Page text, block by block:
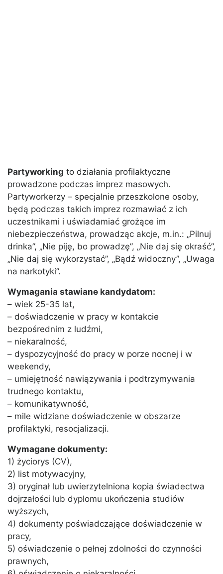
Partyworking to działania profilaktyczne
prowadzone podczas imprez masowych.
Partyworkerzy – specjalnie przeszkolone osoby,
będą podczas takich imprez rozmawiać z ich
uczestnikami i uświadamiać grożące im
niebezpieczeństwa, prowadząc akcje, m.in.: „Pilnuj
drinka”, „Nie piję, bo prowadzę”, „Nie daj się okraść”,
„Nie daj się wykorzystać”, „Bądź widoczny”, „Uwaga
na narkotyki”.
Wymagania stawiane kandydatom:
– wiek 25-35 lat,
– doświadczenie w pracy w kontakcie
bezpośrednim z ludźmi,
– niekaralność,
– dyspozycyjność do pracy w porze nocnej i w
weekendy,
– umiejętność nawiązywania i podtrzymywania
trudnego kontaktu,
– komunikatywność,
– mile widziane doświadczenie w obszarze
profilaktyki, resocjalizacji.
Wymagane dokumenty:
1) życiorys (CV),
2) list motywacyjny,
3) oryginał lub uwierzytelniona kopia świadectwa
dojrzałości lub dyplomu ukończenia studiów
wyższych,
4) dokumenty poświadczające doświadczenie w
pracy,
5) oświadczenie o pełnej zdolności do czynności
prawnych,